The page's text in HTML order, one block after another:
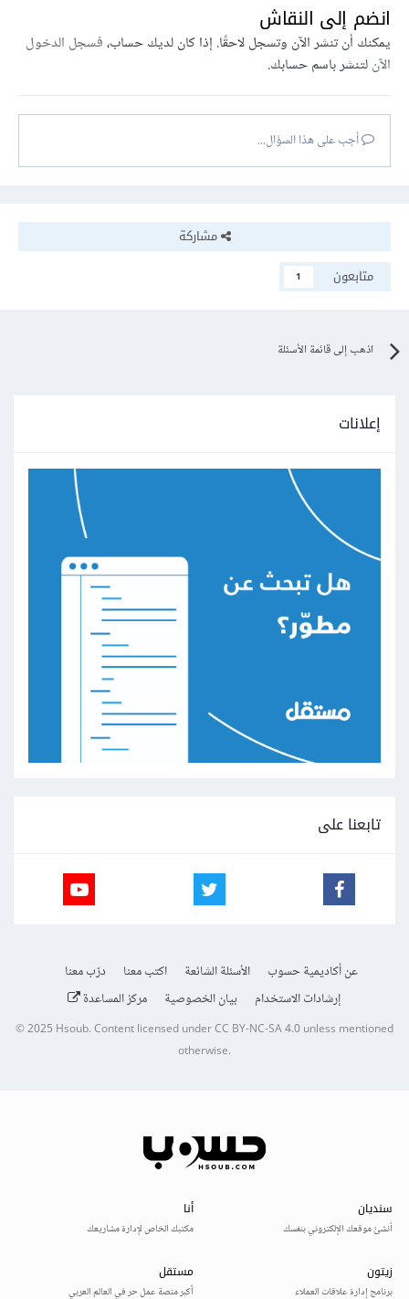
انضم إلى النقاش
يمكنك أن تنشر الآن وتسجل لاحقًا. إذا كان لديك حساب،فسجل الدخول
الآنلتنشر باسم حسابك.
أجب على هذا السؤال...
مشاركة
متابعون
1
اذهب إلى قائمة الأسئلة
إعلانات
تابعنا على
عن أكاديمية حسوب الأسئلة الشائعة اكتب معنا
درّب معنا
إرشادات الاستخدام
بيان الخصوصية مركز المساعدة
© 2025Hsoub.Content licensed underCC BY-NC-SA 4.0unless mentioned
otherwise.